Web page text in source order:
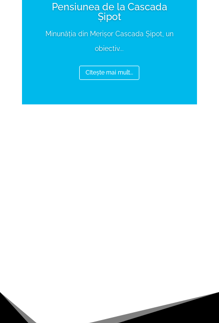
Pensiunea de la Cascada
Șipot
Minunăția din Merișor Cascada Șipot, un
obiectiv...
CItește mai mult...